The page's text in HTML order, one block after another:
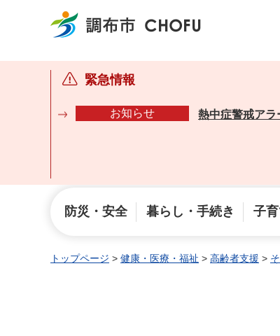
調布市
緊急情報
お知らせ 熱中症警戒アラ
防災・安全 暮らし・手続き 子
トップページ > 健康・医療・福祉 > 高齢者支援 >